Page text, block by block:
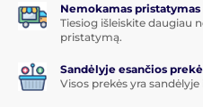
Nemokamas pristatymas
Tiesiog išleiskite daugiau
pristatymą.
Sandėlyje esančios
Visos prekės yra